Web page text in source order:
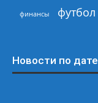
финансы футбол
Новости по дате